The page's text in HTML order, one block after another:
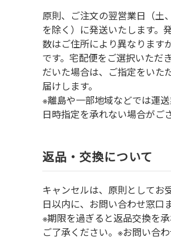
原則、ご注文の翌営業日（土
を除く）に発送いたします。
数はご住所により異なります
です。宅配便をご選択いただ
だいた場合は、ご指定をいた
届けします。
※離島や一部地域などでは運送
日時指定を承れない場合がご
返品・交換について
キャンセルは、原則としてお
⽇以内に、お問い合わせ窓⼝
※期限を過ぎると返品交換を
ご了承ください。※お問い合